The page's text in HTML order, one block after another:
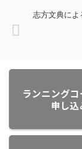
志方文典によ
ランニング
申し